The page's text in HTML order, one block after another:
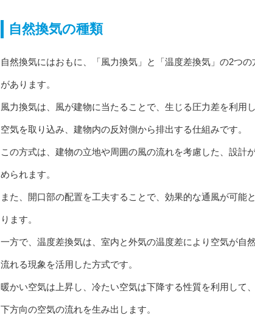
自然換気の種類
自然換気にはおもに、「風力換気」と「温度差換気」の2つの
があります。
風力換気は、風が建物に当たることで、生じる圧力差を利用
空気を取り込み、建物内の反対側から排出する仕組みです。
この方式は、建物の立地や周囲の風の流れを考慮した、設計
められます。
また、開口部の配置を工夫することで、効果的な通風が可能
ります。
一方で、温度差換気は、室内と外気の温度差により空気が自
流れる現象を活用した方式です。
暖かい空気は上昇し、冷たい空気は下降する性質を利用して
下方向の空気の流れを生み出します。